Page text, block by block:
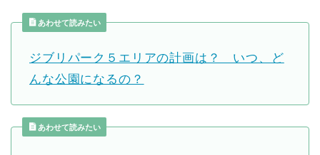
あわせて読みたい
ジブリパーク５エリアの計画は？ いつ、ど
んな公園になるの？
あわせて読みたい